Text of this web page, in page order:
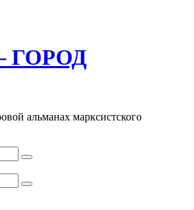
ГОРОД
альманах марксистского